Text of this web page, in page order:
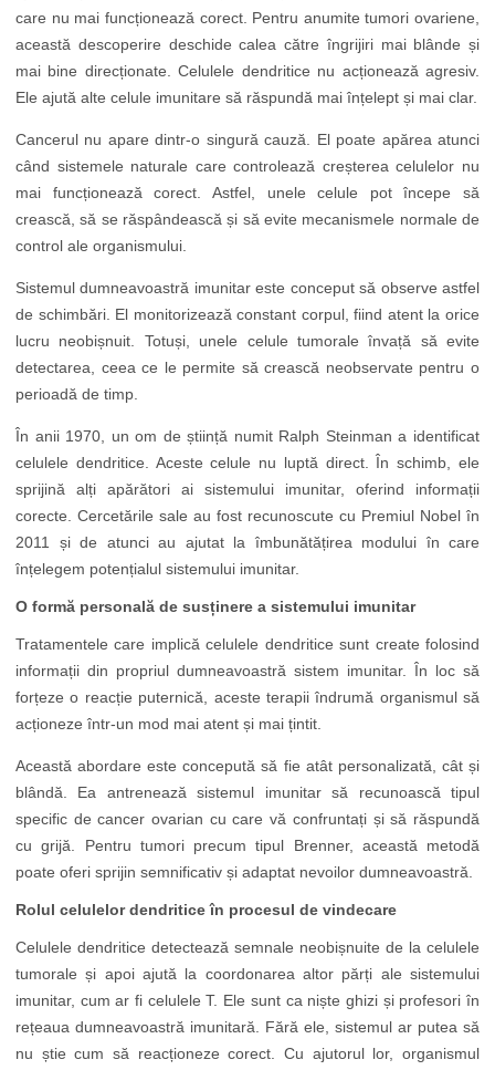
care nu mai funcționează corect. Pentru anumite tumori ovariene,
această descoperire deschide calea către îngrijiri mai blânde și
mai bine direcționate. Celulele dendritice nu acționează agresiv.
Ele ajută alte celule imunitare să răspundă mai înțelept și mai clar.
Cancerul nu apare dintr-o singură cauză. El poate apărea atunci
când sistemele naturale care controlează creșterea celulelor nu
mai funcționează corect. Astfel, unele celule pot începe să
crească, să se răspândească și să evite mecanismele normale de
control ale organismului.
Sistemul dumneavoastră imunitar este conceput să observe astfel
de schimbări. El monitorizează constant corpul, fiind atent la orice
lucru neobișnuit. Totuși, unele celule tumorale învață să evite
detectarea, ceea ce le permite să crească neobservate pentru o
perioadă de timp.
În anii 1970, un om de știință numit Ralph Steinman a identificat
celulele dendritice. Aceste celule nu luptă direct. În schimb, ele
sprijină alți apărători ai sistemului imunitar, oferind informații
corecte. Cercetările sale au fost recunoscute cu Premiul Nobel în
2011 și de atunci au ajutat la îmbunătățirea modului în care
înțelegem potențialul sistemului imunitar.
O formă personală de susținere a sistemului imunitar
Tratamentele care implică celulele dendritice sunt create folosind
informații din propriul dumneavoastră sistem imunitar. În loc să
forțeze o reacție puternică, aceste terapii îndrumă organismul să
acționeze într-un mod mai atent și mai țintit.
Această abordare este concepută să fie atât personalizată, cât și
blândă. Ea antrenează sistemul imunitar să recunoască tipul
specific de cancer ovarian cu care vă confruntați și să răspundă
cu grijă. Pentru tumori precum tipul Brenner, această metodă
poate oferi sprijin semnificativ și adaptat nevoilor dumneavoastră.
Rolul celulelor dendritice în procesul de vindecare
Celulele dendritice detectează semnale neobișnuite de la celulele
tumorale și apoi ajută la coordonarea altor părți ale sistemului
imunitar, cum ar fi celulele T. Ele sunt ca niște ghizi și profesori în
rețeaua dumneavoastră imunitară. Fără ele, sistemul ar putea să
nu știe cum să reacționeze corect. Cu ajutorul lor, organismul